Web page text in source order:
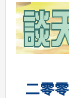
二零